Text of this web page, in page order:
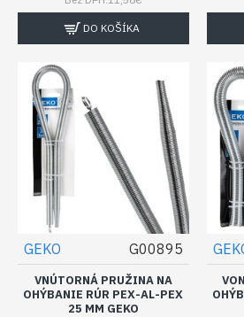
DO KOŠÍKA
GEKO G00895
VNÚTORNÁ PRUŽINA NA
OHÝBANIE RÚR PEX-AL-PEX
25 MM GEKO